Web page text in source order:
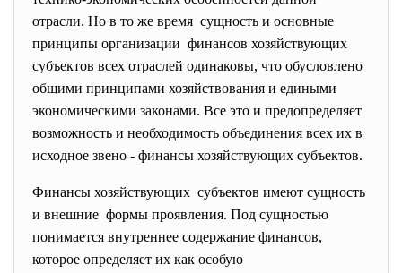
отрасли. Но в то же время сущность и основные
принципы организации финансов хозяйствующих
субъектов всех отраслей одинаковы, что обусловлено
общими принципами хозяйствования и едиными
экономическими законами. Все это и предопределяет
возможность и необходимость объединения всех их в
исходное звено - финансы хозяйствующих субъектов.
Финансы хозяйствующих субъектов имеют сущность
и внешние формы проявления. Под сущностью
понимается внутреннее содержание финансов,
которое определяет их как особую